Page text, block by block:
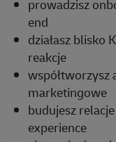
prowadzisz
end
działasz blisko
reakcje
współtworzysz
marketingowe
budujesz
experience